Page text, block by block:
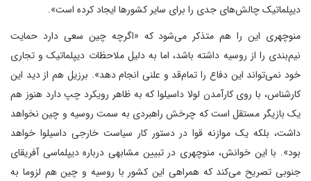
دیپلماتیک چالش‌های جدی را برای سایر کشورها ایجاد کرده است».
منوچهری این را هم متذکر می‌شود که «اگرچه چین سعی دارد حمایت
نیم‌بندی را از روسیه داشته باشد، اما به دلیل ملاحظات دیپلماتیک و تجاری
خود نمی‌تواند این دفاع را تمام‌قد و علنی انجام دهد». برزیل هم از دید این
کارشناس، با روی کارآمدن لولا داسیلوا که به ظاهر رویکرد چپ دارد هنوز هم
یک بازیگر مستقل است که چرخش راهبردی به سمت روسیه و چین نخواهد
داشت، بلکه یک موازنه قوا در دستور کار سیاست خارجی داسیلوا خواهد
بود». با این خوانش، منوچهری در تبیین مشابهی درباره دیپلماسی آفریقای
جنوبی تصریح می‌کند که همراهی این کشور با روسیه و چین هم لزوما به